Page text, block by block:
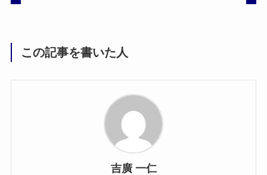
この記事を書いた人
吉廣 一仁